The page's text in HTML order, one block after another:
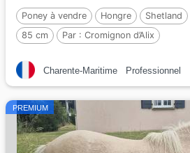
Poney à vendre Hongre Shetland
85 cm
Par : Cromignon d’Alix
Charente-Maritime Professionnel
PREMIUM